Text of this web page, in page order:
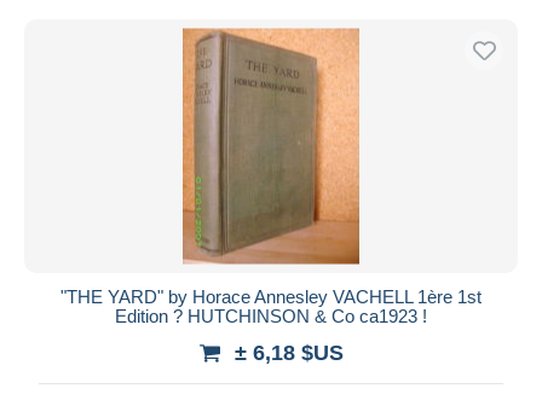
"THE YARD" by Horace Annesley VACHELL 1ère 1st
Edition ? HUTCHINSON & Co ca1923 !
± 6,18 $US